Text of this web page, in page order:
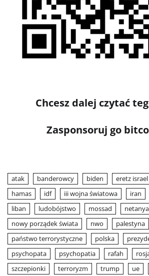
Chcesz dalej czytać
Zasponsoruj go
atak banderowcy biden eretz israel
hamas
idf iii wojna światowa iran
liban
ludobójstwo mossad
nowy porządek świata
nwo palestyna
państwo terrorystyczne
polska
psychopata
psychopatia rafah
szczepionki
terroryzm trump ue